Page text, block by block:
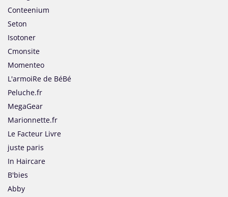
Conteenium
Seton
Isotoner
Cmonsite
Momenteo
L'armoiRe de BéBé
Peluche.fr
MegaGear
Marionnette.fr
Le Facteur Livre
juste paris
In Haircare
B'bies
Abby